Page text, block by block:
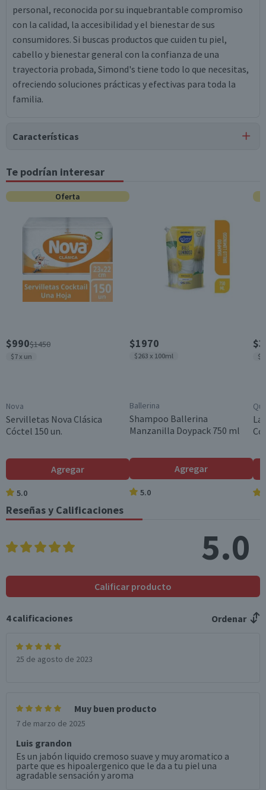
personal, reconocida por su inquebrantable compromiso
con la calidad, la accesibilidad y el bienestar de sus
consumidores. Si buscas productos que cuiden tu piel,
cabello y bienestar general con la confianza de una
trayectoria probada, Simond's tiene todo lo que necesitas,
ofreciendo soluciones prácticas y efectivas para toda la
familia.
Características
Tipo de Producto
Jabones
Característica Sustentable
Contenido
Garantía Mínima Legal
Válida hasta su fecha de caducidad
Te podrían interesar
Oferta
$990$1450
$7 x un
Nova
Servilletas Nova Clásica
Cóctel 150 un.
Agregar
5.0
$1970
$263 x 100ml
Ballerina
Shampoo Ballerina
Manzanilla Doypack 750 ml
Agregar
5.0
Reseñas y Calificaciones
5.0
Calificar producto
4 calificaciones Ordenar
25 de agosto de 2023
Muy buen producto
7 de marzo de 2025
Luis grandon
Es un jabón liquido cremoso suave y muy aromatico a
parte que es hipoalergenico que le da a tu piel una
agradable sensación y aroma